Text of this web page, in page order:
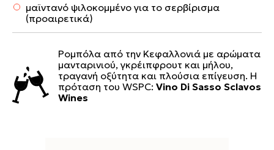
μαϊντανό ψιλοκομμένο για το σερβίρισμα
(προαιρετικά)
Ρομπόλα από την Κεφαλλονιά με αρώματα
μανταρινιού, γκρέιπφρουτ και μήλου,
τραγανή οξύτητα και πλούσια επίγευση. Η
πρόταση του WSPC: Vino Di Sasso Sclavos
Wines